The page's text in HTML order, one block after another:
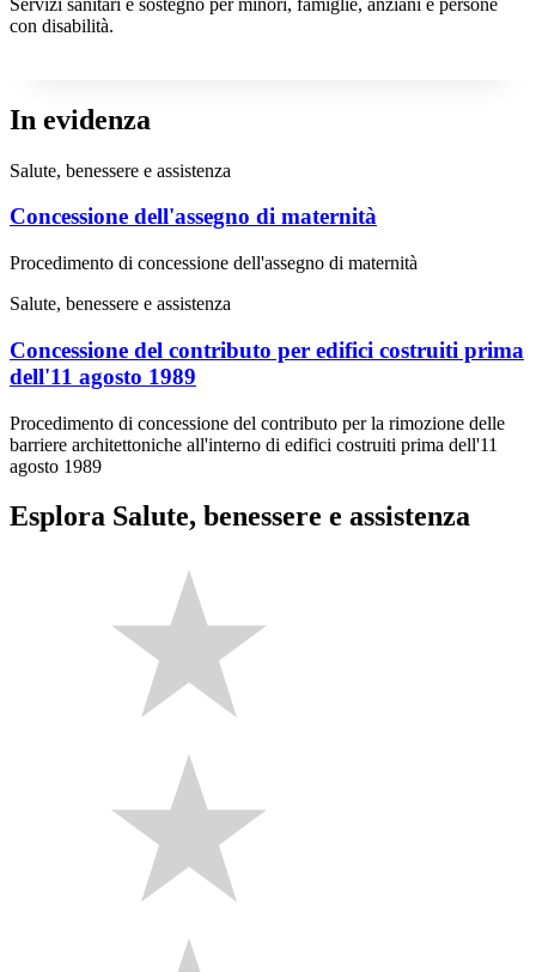
con disabilità.
In evidenza
Salute, benessere e assistenza
Concessione dell'assegno di maternità
Procedimento di concessione dell'assegno di maternità
Salute, benessere e assistenza
Concessione del contributo per edifici costruiti prima
dell'11 agosto 1989
Procedimento di concessione del contributo per la rimozione delle
barriere architettoniche all'interno di edifici costruiti prima dell'11
agosto 1989
Esplora Salute, benessere e assistenza